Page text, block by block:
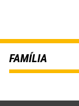
FAMÍLIA